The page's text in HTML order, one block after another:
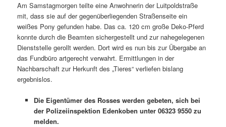
Am Samstagmorgen teilte eine Anwohnerin der Luitpoldstraße
mit, dass sie auf der gegenüberliegenden Straßenseite ein
weißes Pony gefunden habe. Das ca. 120 cm große Deko-Pferd
konnte durch die Beamten sichergestellt und zur nahegelegenen
Dienststelle gerollt werden. Dort wird es nun bis zur Übergabe an
das Fundbüro artgerecht verwahrt. Ermittlungen in der
Nachbarschaft zur Herkunft des „Tieres“ verliefen bislang
ergebnislos.
Die Eigentümer des Rosses werden gebeten, sich bei
der Polizeiinspektion Edenkoben unter 06323 9550 zu
melden.